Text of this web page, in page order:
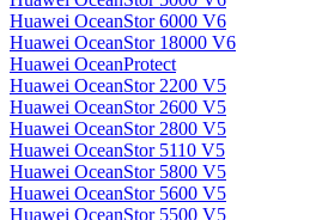
Huawei OceanStor 6000 V6
Huawei OceanStor 18000 V6
Huawei OceanProtect
Huawei OceanStor 2200 V5
Huawei OceanStor 2600 V5
Huawei OceanStor 2800 V5
Huawei OceanStor 5110 V5
Huawei OceanStor 5800 V5
Huawei OceanStor 5600 V5
Huawei OceanStor 5500 V5